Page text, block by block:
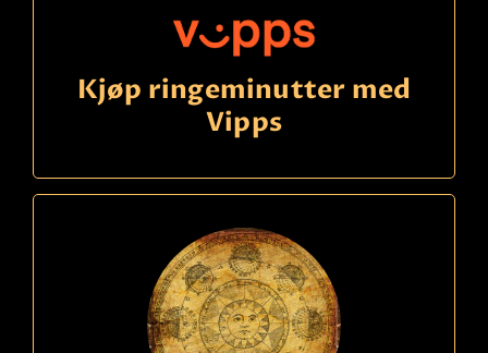
Kjøp ringeminutter med
Vipps